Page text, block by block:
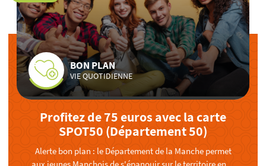
BON PLAN
VIE QUOTIDIENNE
Profitez de 75 euros avec la carte
SPOT50 (Département 50)
Alerte bon plan : le Département de la Manche permet